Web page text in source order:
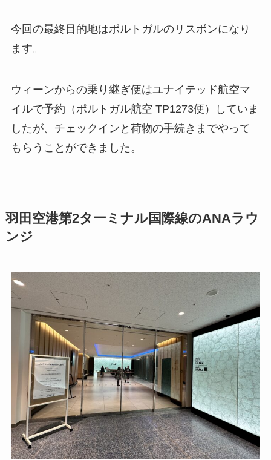
今回の最終目的地はポルトガルのリスボンになり
ます。
ウィーンからの乗り継ぎ便はユナイテッド航空マ
イルで予約（ポルトガル航空 TP1273便）していま
したが、チェックインと荷物の手続きまでやって
もらうことができました。
羽田空港第2ターミナル国際線のANAラウ
ンジ